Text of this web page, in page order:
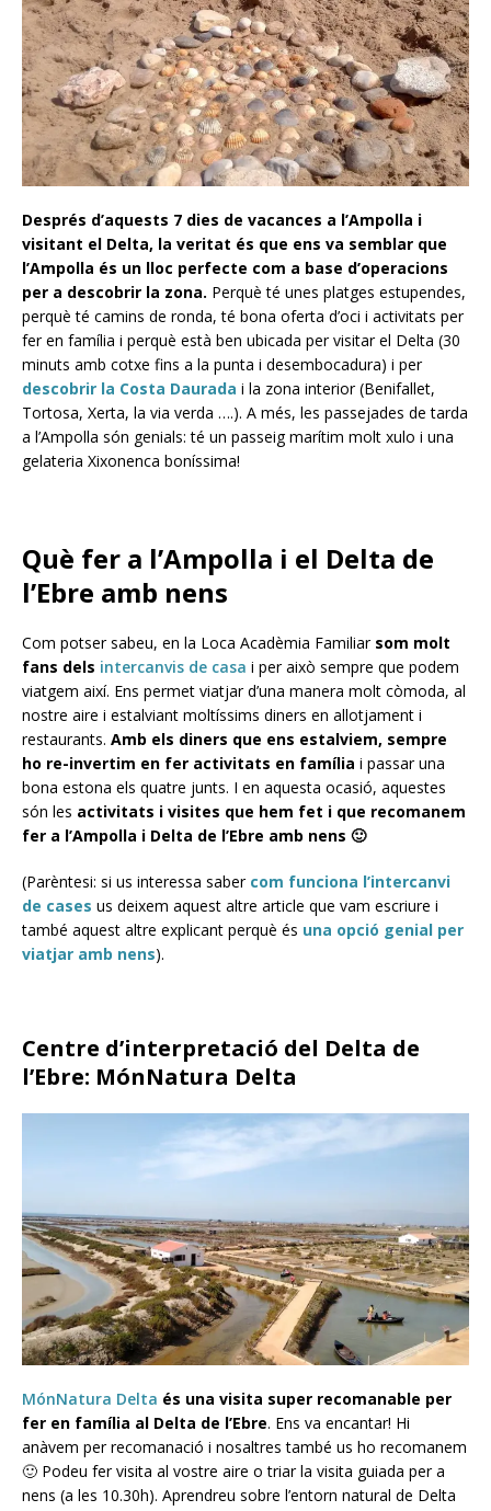
Després d’aquests 7 dies de vacances a l’Ampolla i
visitant el Delta, la veritat és que ens va semblar que
l’Ampolla és un lloc perfecte com a base d’operacions
per a descobrir la zona. Perquè té unes platges estupendes,
perquè té camins de ronda, té bona oferta d’oci i activitats per
fer en família i perquè està ben ubicada per visitar el Delta (30
minuts amb cotxe fins a la punta i desembocadura) i per
descobrir la Costa Daurada i la zona interior (Benifallet,
Tortosa, Xerta, la via verda ….). A més, les passejades de tarda
a l’Ampolla són genials: té un passeig marítim molt xulo i una
gelateria Xixonenca boníssima!
Què fer a l’Ampolla i el Delta de
l’Ebre amb nens
Com potser sabeu, en la Loca Acadèmia Familiar som molt
fans dels intercanvis de casa i per això sempre que podem
viatgem així. Ens permet viatjar d’una manera molt còmoda, al
nostre aire i estalviant moltíssims diners en allotjament i
restaurants. Amb els diners que ens estalviem, sempre
ho re-invertim en fer activitats en família i passar una
bona estona els quatre junts. I en aquesta ocasió, aquestes
són les activitats i visites que hem fet i que recomanem
fer a l’Ampolla i Delta de l’Ebre amb nens 🙂
(Parèntesi: si us interessa saber com funciona l’intercanvi
de cases us deixem aquest altre article que vam escriure i
també aquest altre explicant perquè és una opció genial per
viatjar amb nens).
Centre d’interpretació del Delta de
l’Ebre: MónNatura Delta
MónNatura Delta és una visita super recomanable per
fer en família al Delta de l’Ebre. Ens va encantar! Hi
anàvem per recomanació i nosaltres també us ho recomanem
🙂 Podeu fer visita al vostre aire o triar la visita guiada per a
nens (a les 10.30h). Aprendreu sobre l’entorn natural de Delta